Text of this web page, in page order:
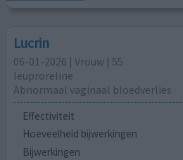
Lucrin
06-01-2026 | Vrouw | 55
leuproreline
Abnormaal vaginaal bloedverlies
Effectiviteit
Hoeveelheid bijwerkingen
Bijwerkingen